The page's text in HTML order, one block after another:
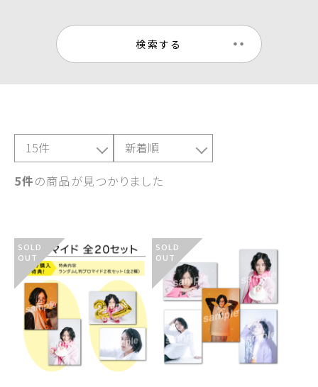
検索する
5件の商品が見つかりました
SOLD
OUT
SOLD
OUT